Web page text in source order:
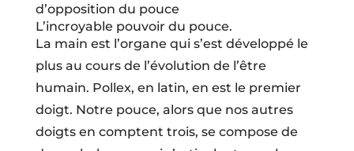
d’opposition du pouce
L’incroyable pouvoir du pouce.
La main est l’organe qui s’est développé le
plus au cours de l’évolution de l’être
humain. Pollex, en latin, en est le premier
doigt. Notre pouce, alors que nos autres
doigts en comptent trois, se compose de